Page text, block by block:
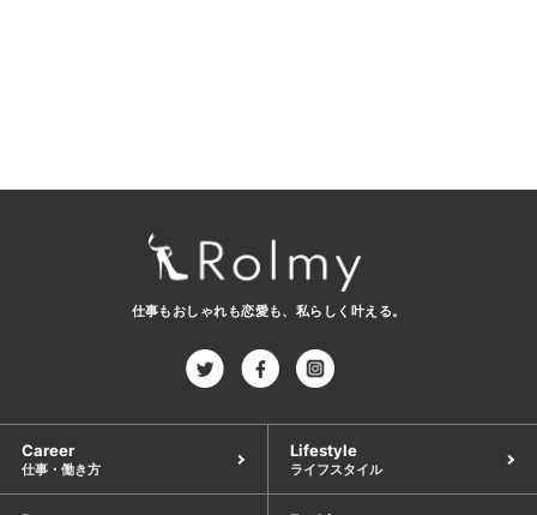
仕事もおしゃれも恋愛も、 私らしく叶える。
Career
仕事・働き方
Lifestyle
ライフスタイル